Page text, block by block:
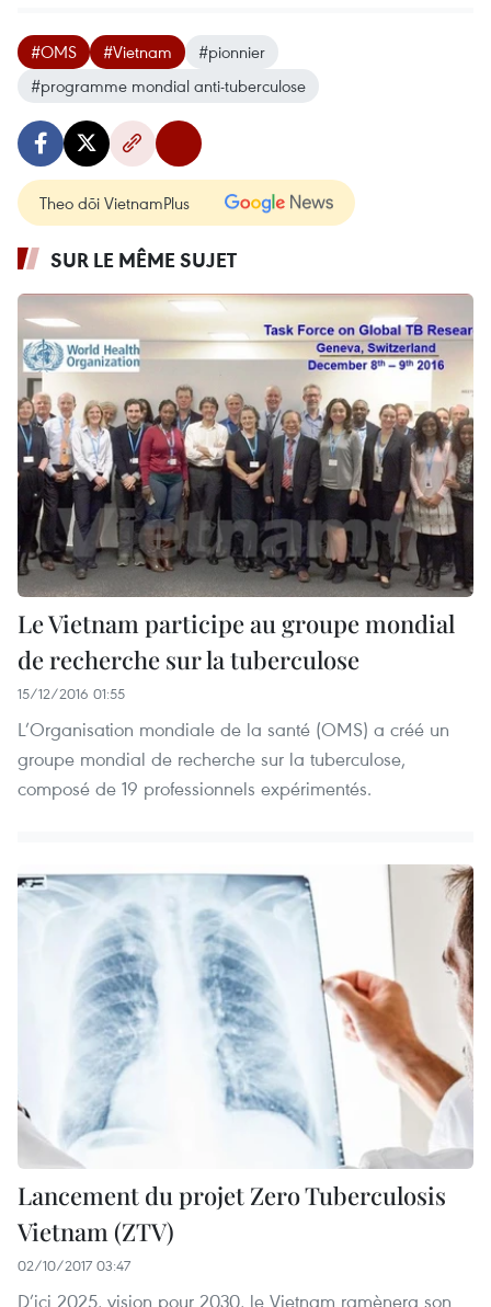
#OMS #Vietnam
#pionnier
#programme mondial anti-tuberculose
Theo dõi VietnamPlus
SUR LE MÊME SUJET
Le Vietnam participe au groupe mondial
de recherche sur la tuberculose
15/12/2016 01:55
L’Organisation mondiale de la santé (OMS) a créé un
groupe mondial de recherche sur la tuberculose,
composé de 19 professionnels expérimentés.
Lancement du projet Zero Tuberculosis
Vietnam (ZTV)
02/10/2017 03:47
D’ici 2025, vision pour 2030, le Vietnam ramènera son